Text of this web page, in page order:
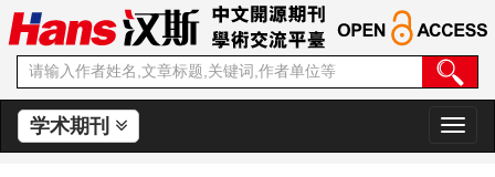
学术期刊
切
换